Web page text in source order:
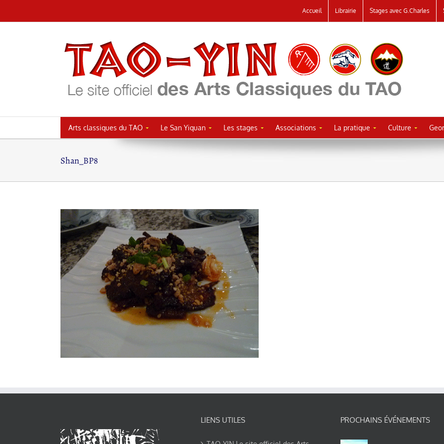
au
Accueil Librairie Stages avec G.Charles
Arts classiques du TAO Le San Yiquan Les stages Associations La pratique Culture
Shan_BP8
LIENS UTILES PROCHAINS ÉVÉNEMENTS